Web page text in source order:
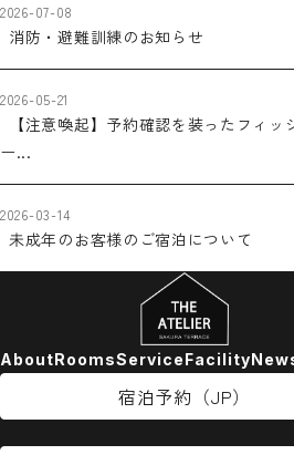
2026-07-08
消防・避難訓練のお知らせ
2026-05-21
【注意喚起】予約確認を装ったフィ
ー...
2026-03-14
未成年のお客様のご宿泊について
AboutRoomsServiceFacility
宿泊予約（JP）